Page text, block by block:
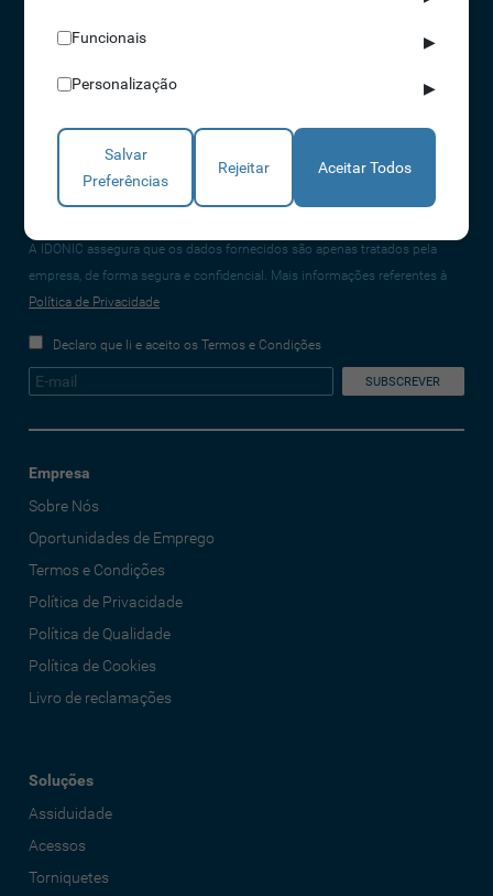
(chamada para a rede fixa nacional)
A IDONIC assegura que os dados fornecidos são apenas tratados pela
empresa, de forma segura e confidencial. Mais informações referentes à
Política de Privacidade
Declaro que li e aceito os Termos e Condições
Empresa
Sobre Nós
Oportunidades de Emprego
Termos e Condições
Política de Privacidade
Política de Qualidade
Política de Cookies
Livro de reclamações
Soluções
Assiduidade
Acessos
Torniquetes
Funcionais ▶
Personalização ▶
Salvar
Preferências
Rejeitar Aceitar Todos